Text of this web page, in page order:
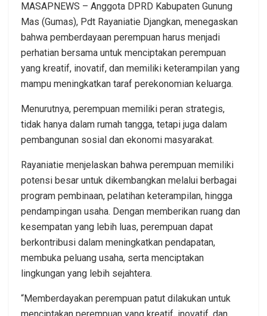
MASAPNEWS – Anggota DPRD Kabupaten Gunung
Mas (Gumas), Pdt Rayaniatie Djangkan, menegaskan
bahwa pemberdayaan perempuan harus menjadi
perhatian bersama untuk menciptakan perempuan
yang kreatif, inovatif, dan memiliki keterampilan yang
mampu meningkatkan taraf perekonomian keluarga.
Menurutnya, perempuan memiliki peran strategis,
tidak hanya dalam rumah tangga, tetapi juga dalam
pembangunan sosial dan ekonomi masyarakat.
Rayaniatie menjelaskan bahwa perempuan memiliki
potensi besar untuk dikembangkan melalui berbagai
program pembinaan, pelatihan keterampilan, hingga
pendampingan usaha. Dengan memberikan ruang dan
kesempatan yang lebih luas, perempuan dapat
berkontribusi dalam meningkatkan pendapatan,
membuka peluang usaha, serta menciptakan
lingkungan yang lebih sejahtera.
“Memberdayakan perempuan patut dilakukan untuk